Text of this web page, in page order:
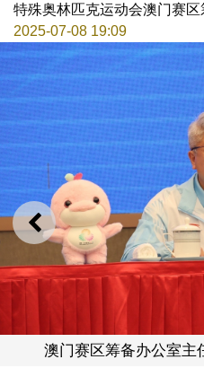
特殊奥林匹克运动会澳门赛区
2025-07-08 19:09
上一则
澳门赛区筹备办公室主